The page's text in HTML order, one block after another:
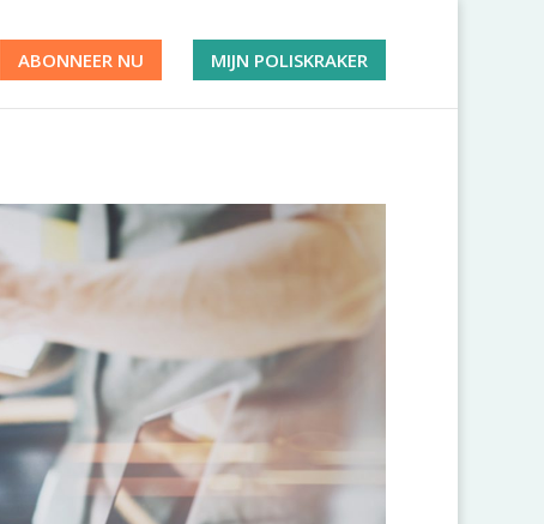
ABONNEER NU MIJN POLISKRAKER